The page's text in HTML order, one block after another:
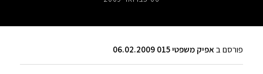
פורסם ב אפיק משפטי 015 06.02.2009